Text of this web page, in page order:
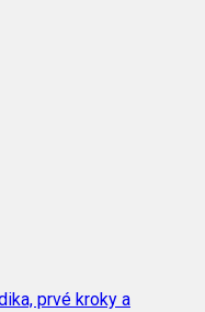
prvé kroky a